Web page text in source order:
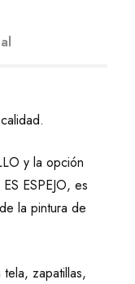
y la opción
ESPEJO, es
la pintura de
zapatillas,